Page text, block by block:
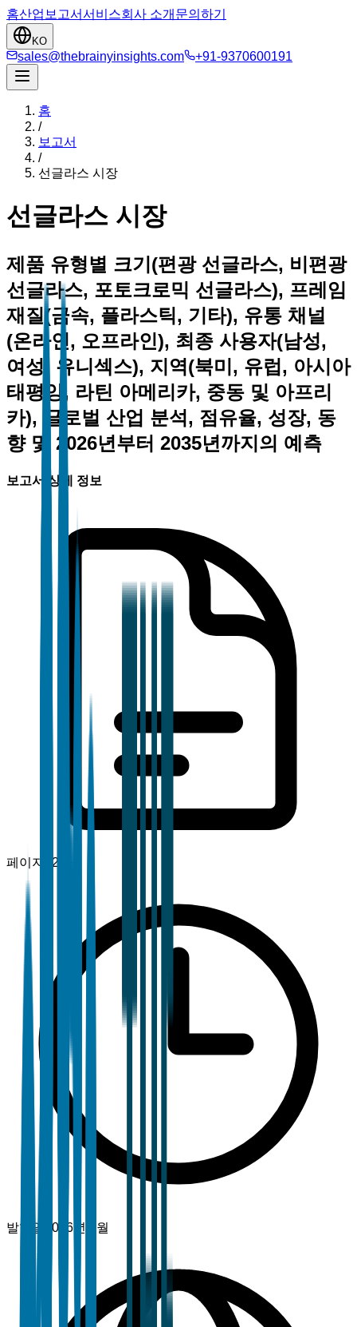
홈산업 보고서서비스회사 소개 문의하기
KO
sales@thebrainyinsights.com +91-9370600191
홈
/
보고서
/
선글라스 시장
선글라스 시장
제품 유형별 크기(편광 선글라스, 비편광
선글라스, 포토크로믹 선글라스), 프레임
재질(금속, 플라스틱, 기타), 유통 채널
(온라인, 오프라인), 최종 사용자(남성,
여성, 유니섹스), 지역(북미, 유럽, 아시아
태평양, 라틴 아메리카, 중동 및 아프리
카), 글로벌 산업 분석, 점유율, 성장, 동
향 및 2026년부터 2035년까지의 예측
보고서 상세 정보
페이지 120+
발행일 2026년 1월